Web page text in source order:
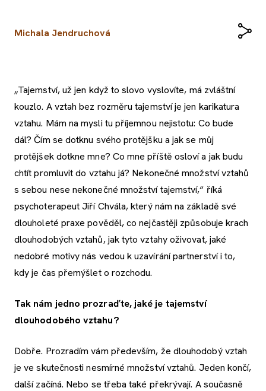
Michala Jendruchová
„Tajemství, už jen když to slovo vyslovíte, má zvláštní
kouzlo. A vztah bez rozměru tajemství je jen karikatura
vztahu. Mám na mysli tu příjemnou nejistotu: Co bude
dál? Čím se dotknu svého protějšku a jak se můj
protějšek dotkne mne? Co mne příště osloví a jak budu
chtít promluvit do vztahu já? Nekonečné množství vztahů
s sebou nese nekonečné množství tajemství,“ říká
psychoterapeut Jiří Chvála, který nám na základě své
dlouholeté praxe pověděl, co nejčastěji způsobuje krach
dlouhodobých vztahů, jak tyto vztahy oživovat, jaké
nedobré motivy nás vedou k uzavírání partnerství i to,
kdy je čas přemýšlet o rozchodu.
Tak nám jedno prozraďte, jaké je tajemství
dlouhodobého vztahu?
Dobře. Prozradím vám především, že dlouhodobý vztah
je ve skutečnosti nesmírné množství vztahů. Jeden končí,
další začíná. Nebo se třeba také překrývají. A současně